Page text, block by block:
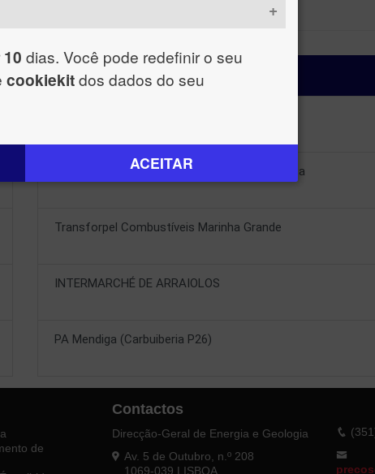
10 dias. Você pode redefinir o seu
cookiekitdos dados do seu
ACEITAR
Transforpel Combustíveis Calços Martingança
Transforpel Combustíveis Marinha Grande
INTERMARCHÉ DE ARRAIOLOS
PA Mendiga (Carbuiberia P26)
de
Contactos
Direcção-Geral de Energia e Geologia
Av. 5 de Outubro, n.º 208
1069-039 LISBOA